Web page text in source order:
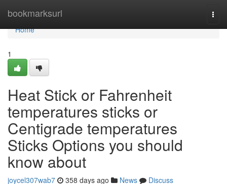
bookmarksurl
Home
Home
1
Heat Stick or Fahrenheit
temperatures sticks or
Centigrade temperatures
Sticks Options you should
know about
joycel307wab7 358 days ago News
Discuss